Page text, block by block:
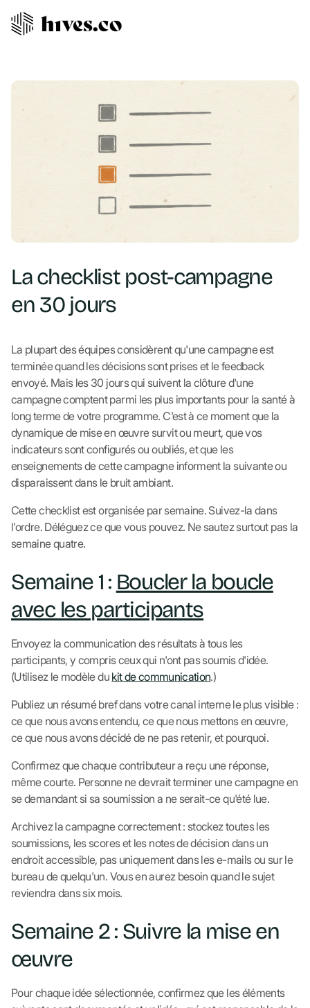
La checklist post-campagne
en 30 jours
La plupart des équipes considèrent qu'une campagne est
terminée quand les décisions sont prises et le feedback
envoyé. Mais les 30 jours qui suivent la clôture d'une
campagne comptent parmi les plus importants pour la santé à
long terme de votre programme. C'est à ce moment que la
dynamique de mise en œuvre survit ou meurt, que vos
indicateurs sont configurés ou oubliés, et que les
enseignements de cette campagne informent la suivante ou
disparaissent dans le bruit ambiant.
Cette checklist est organisée par semaine. Suivez-la dans
l'ordre. Déléguez ce que vous pouvez. Ne sautez surtout pas la
semaine quatre.
Semaine 1 : Boucler la boucle
avec les participants
Envoyez la communication des résultats à tous les
participants, y compris ceux qui n'ont pas soumis d'idée.
(Utilisez le modèle du kit de communication.)
Publiez un résumé bref dans votre canal interne le plus visible :
ce que nous avons entendu, ce que nous mettons en œuvre,
ce que nous avons décidé de ne pas retenir, et pourquoi.
Confirmez que chaque contributeur a reçu une réponse,
même courte. Personne ne devrait terminer une campagne en
se demandant si sa soumission a ne serait-ce qu'été lue.
Archivez la campagne correctement : stockez toutes les
soumissions, les scores et les notes de décision dans un
endroit accessible, pas uniquement dans les e-mails ou sur le
bureau de quelqu'un. Vous en aurez besoin quand le sujet
reviendra dans six mois.
Semaine 2 : Suivre la mise en
œuvre
Pour chaque idée sélectionnée, confirmez que les éléments